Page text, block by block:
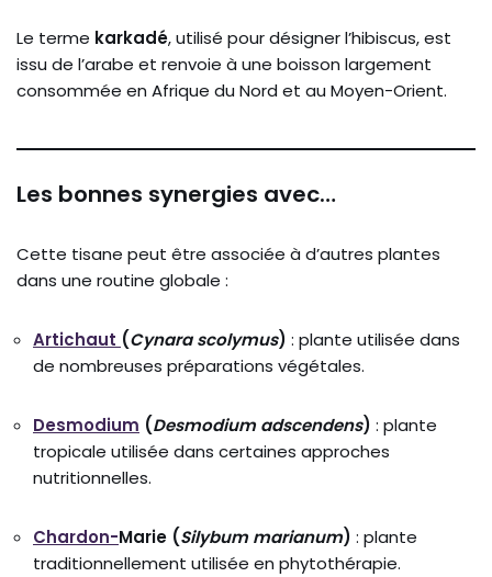
Le terme karkadé,utilisé pourdésignerl’hibiscus,est
issu de l’arabe et renvoie à une boisson largement
consommée en Afrique du Nord et au Moyen-Orient.
Les bonnes synergies avec…
Cette tisane peut être associée à d’autres plantes
dans une routine globale :
Artichaut (Cynarascolymus) : plante utilisée dans
de nombreuses préparations végétales.
Desmodium (Desmodium adscendens) : plante
tropicale utilisée dans certaines approches
nutritionnelles.
Chardon-Marie (Silybum marianum) : plante
traditionnellement utilisée en phytothérapie.